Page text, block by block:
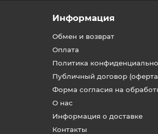
Информация
Обмен и возврат
Оплата
Политика
Публичный договор
Форма согласия на
О нас
Информация о доставке
Контакты